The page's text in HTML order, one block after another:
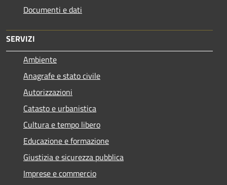
Documenti e dati
SERVIZI
Ambiente
Anagrafe e stato civile
Autorizzazioni
Catasto e urbanistica
Cultura e tempo libero
Educazione e formazione
Giustizia e sicurezza pubblica
Imprese e commercio